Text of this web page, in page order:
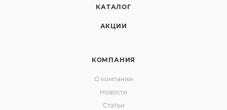
КАТАЛОГ
АКЦИИ
КОМПАНИЯ
О компании
Новости
Статьи